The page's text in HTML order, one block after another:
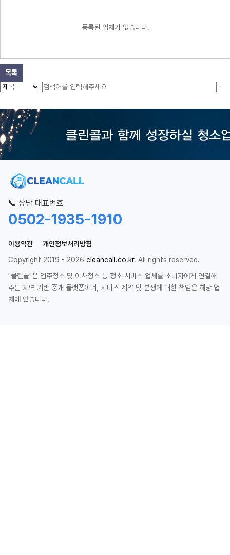
등록된 업체가 없습니다.
목록
📞 상담 대표번호
0502-1935-1910
이용약관
개인정보처리방침
Copyright 2019 - 2026 cleancall.co.kr. All rights reserved.
"클린콜"은 입주청소 및 이사청소 등 청소 서비스 업체를 소비자에게 연결해
주는 지역 기반 중개 플랫폼이며, 서비스 계약 및 분쟁에 대한 책임은 해당 업
체에 있습니다.